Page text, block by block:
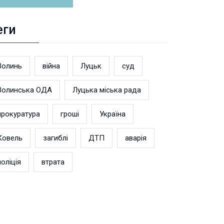
війна Луцьк суд
ОДА Луцька міська рада
гроші Україна
загиблі ДТП аварія
втрата